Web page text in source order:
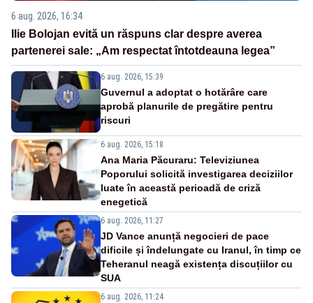
6 aug. 2026, 16:34
Ilie Bolojan evită un răspuns clar despre averea
partenerei sale: „Am respectat întotdeauna legea”
6 aug. 2026, 15:39
Guvernul a adoptat o hotărâre care
aprobă planurile de pregătire pentru
riscuri
6 aug. 2026, 15:18
Ana Maria Păcuraru: Televiziunea
Poporului solicită investigarea deciziilor
luate în această perioadă de criză
enegetică
6 aug. 2026, 11:27
JD Vance anunță negocieri de pace
dificile și îndelungate cu Iranul, în timp ce
Teheranul neagă existența discuțiilor cu
SUA
6 aug. 2026, 11:24